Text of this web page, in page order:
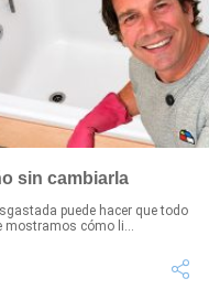
sin cambiarla
puede hacer que todo
mostramos cómo li...